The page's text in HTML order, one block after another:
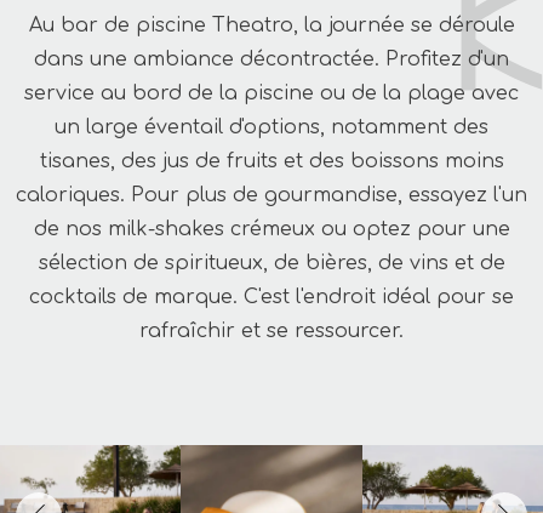
Au bar de piscine Theatro, la journée se déroule
dans une ambiance décontractée. Profitez d'un
service au bord de la piscine ou de la plage avec
un large éventail d'options, notamment des
tisanes, des jus de fruits et des boissons moins
caloriques. Pour plus de gourmandise, essayez l'un
de nos milk-shakes crémeux ou optez pour une
sélection de spiritueux, de bières, de vins et de
cocktails de marque. C'est l'endroit idéal pour se
rafraîchir et se ressourcer.